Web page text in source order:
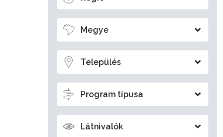
Megye
Település
Program típusa
Látnivalók